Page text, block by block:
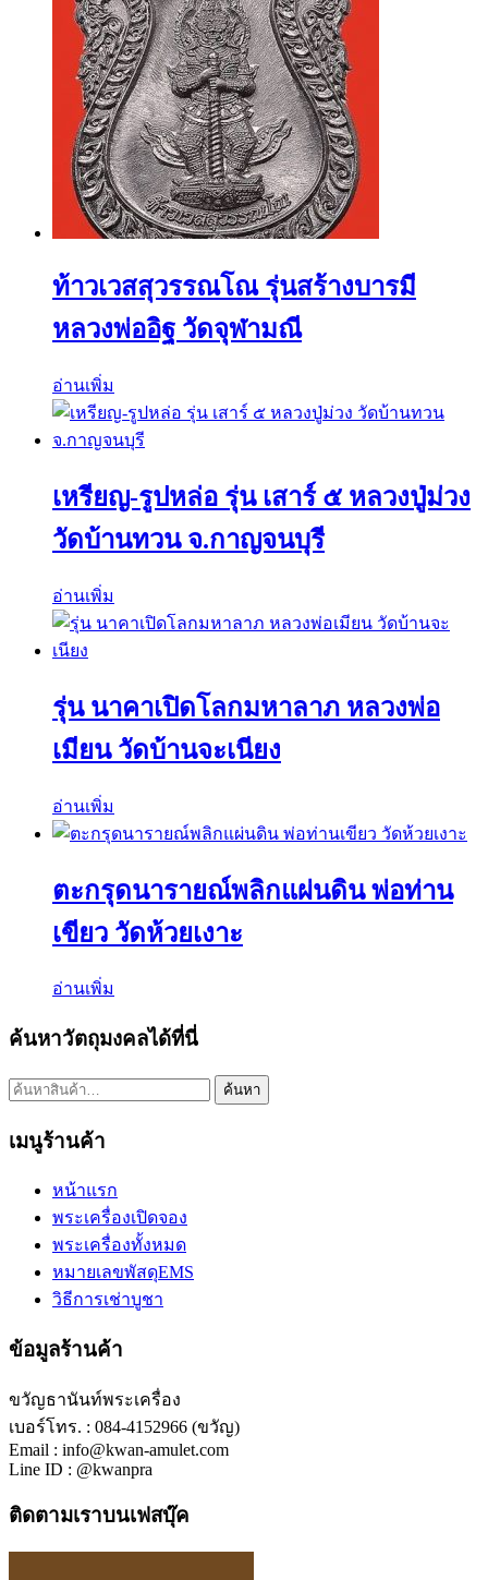
ท้าวเวสสุวรรณโณ รุ่นสร้างบารมี
หลวงพ่ออิฐ วัดจุฬามณี
อ่านเพิ่ม
เหรียญ-รูปหล่อ รุ่น เสาร์ ๕ หลวงปู่ม่วง
วัดบ้านทวน จ.กาญจนบุรี
อ่านเพิ่ม
รุ่น นาคาเปิดโลกมหาลาภ หลวงพ่อ
เมียน วัดบ้านจะเนียง
อ่านเพิ่ม
ตะกรุดนารายณ์พลิกแผ่นดิน พ่อท่าน
เขียว วัดห้วยเงาะ
อ่านเพิ่ม
ค้นหาวัตถุมงคลได้ที่นี่
ค้นหา: ค้นหา
เมนูร้านค้า
หน้าแรก
พระเครื่องเปิดจอง
พระเครื่องทั้งหมด
หมายเลขพัสดุEMS
วิธีการเช่าบูชา
ข้อมูลร้านค้า
ขวัญธานันท์พระเครื่อง
เบอร์โทร. : 084-4152966 (ขวัญ)
Email : info@kwan-amulet.com
Line ID : @kwanpra
ติดตามเราบนเฟสบุ๊ค